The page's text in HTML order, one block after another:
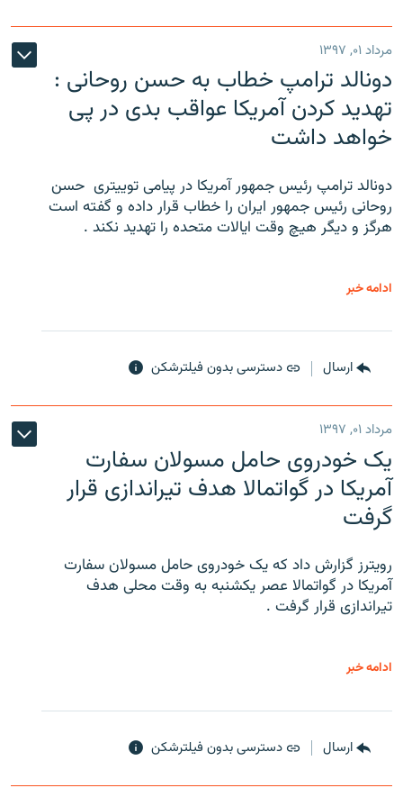
مرداد ۰۱, ۱۳۹۷
دونالد ترامپ خطاب به حسن روحانی :
تهدید کردن آمریکا عواقب بدی در پی
خواهد داشت
دونالد ترامپ رئیس جمهور آمریکا در پیامی توییتری ‌ حسن
روحانی رئیس جمهور ایران را خطاب قرار داده و گفته است
هرگز و دیگر هیچ وقت ایالات متحده را تهدید نکند .
ادامه خبر
ارسال دسترسی بدون فیلترشکن
مرداد ۰۱, ۱۳۹۷
یک خودروی حامل مسولان سفارت
آمریکا در گواتمالا هدف تیراندازی قرار
گرفت
رویترز گزارش داد که یک خودروی حامل مسولان سفارت
آمریکا در گواتمالا عصر یکشنبه به وقت محلی هدف
تیراندازی قرار گرفت .
ادامه خبر
ارسال دسترسی بدون فیلترشکن